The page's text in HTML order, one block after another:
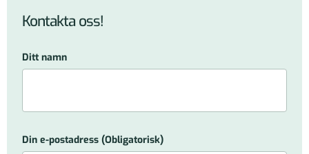
Kontakta oss!
Ditt namn
Din e-postadress (Obligatorisk)